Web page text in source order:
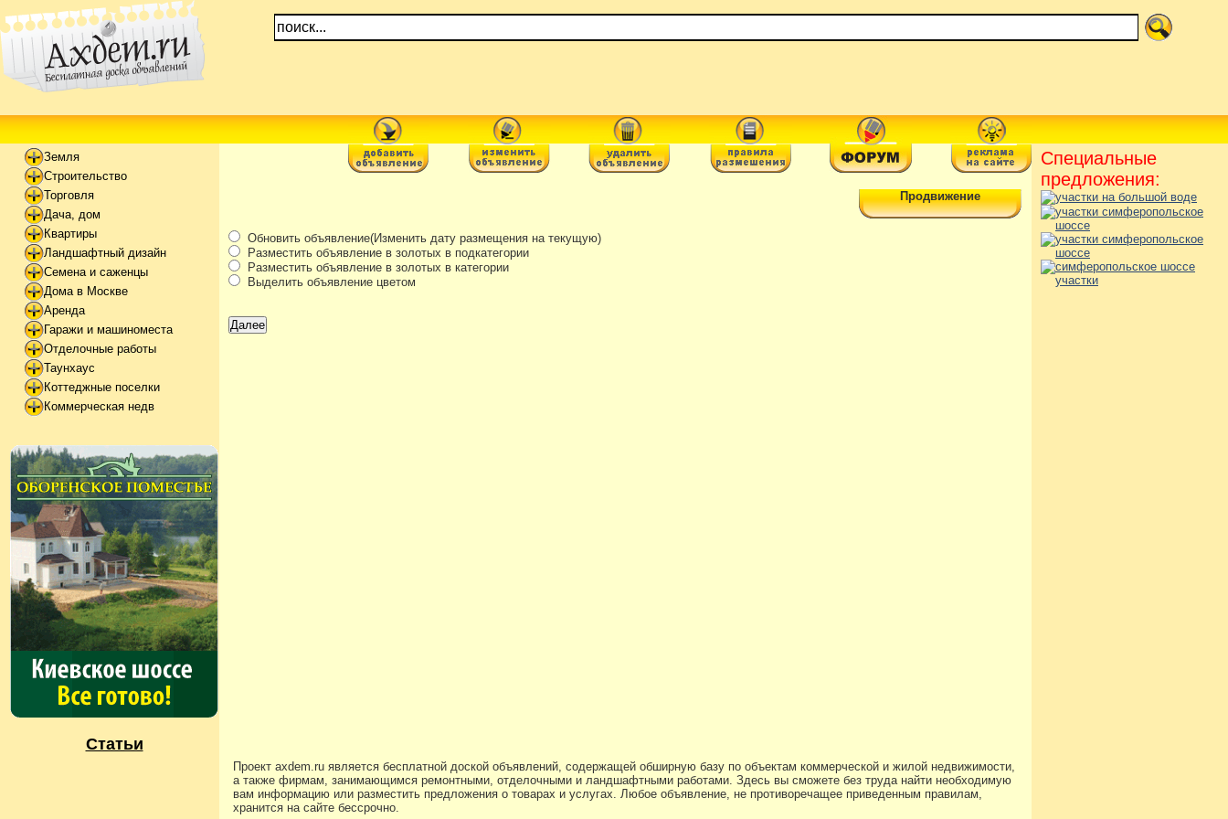
Земля
Строительство
Торговля
Дача, дом
Квартиры
Ландшафтный дизайн
Семена и саженцы
Дома в Москве
Аренда
Гаражи и машиноместа
Отделочные работы
Таунхаус
Коттеджные поселки
Коммерческая недв
Статьи
Продвижение
Обновить объявление(Изменить дату размещения на текущую)
Разместить объявление в золотых в подкатегории
Разместить объявление в золотых в категории
Выделить объявление цветом
Специальные
предложения:
Проект axdem.ru является бесплатной доской объявлений, содержащей обширную базу по объектам коммерческой и жилой недвижимости,
а также фирмам, занимающимся ремонтными, отделочными и ландшафтными работами. Здесь вы сможете без труда найти необходимую
вам информацию или разместить предложения о товарах и услугах. Любое объявление, не противоречащее приведенным правилам,
хранится на сайте бессрочно.